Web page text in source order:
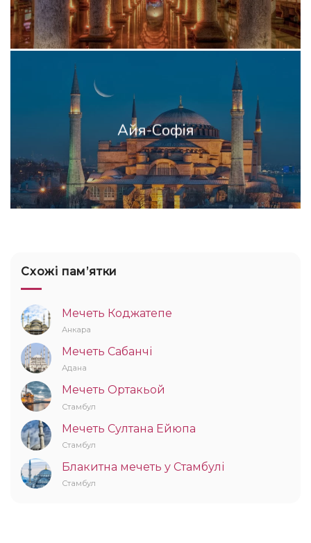
Айя-Софія
Схожі памʼятки
Мечеть Коджатепе
Анкара
Мечеть Сабанчі
Адана
Мечеть Ортакьой
Стамбул
Мечеть Султана Ейюпа
Стамбул
Блакитна мечеть у Стамбулі
Стамбул